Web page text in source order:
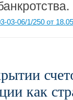
06/1/250 от
как